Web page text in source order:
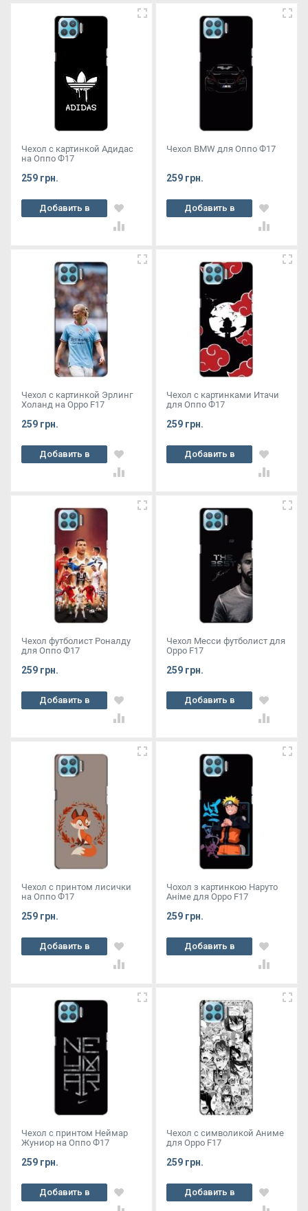
Чехол с картинкой Адидас
на Оппо Ф17
259 грн.
Добавить в
корзину
Чехол BMW для Оппо Ф17
259 грн.
Добавить в
корзину
Чехол с картинкой Эрлинг
Холанд на Oppo F17
259 грн.
Добавить в
корзину
Чехол с картинками Итачи
для Оппо Ф17
259 грн.
Добавить в
корзину
Чехол футболист Роналду
для Оппо Ф17
259 грн.
Добавить в
корзину
Чехол Месси футболист для
Oppo F17
259 грн.
Добавить в
корзину
Чехол с принтом лисички
на Оппо Ф17
259 грн.
Добавить в
корзину
Чохол з картинкою Наруто
Аніме для Oppo F17
259 грн.
Добавить в
корзину
Чехол с принтом Неймар
Жуниор на Оппо Ф17
259 грн.
Добавить в
корзину
Чехол с символикой Аниме
для Oppo F17
259 грн.
Добавить в
корзину